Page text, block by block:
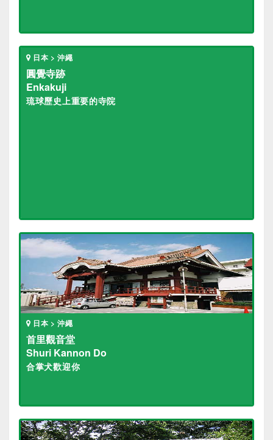
日本 > 沖繩
圓覺寺跡
Enkakuji
琉球歷史上重要的寺院
日本 > 沖繩
首里觀音堂
Shuri Kannon Do
合掌犬歡迎你